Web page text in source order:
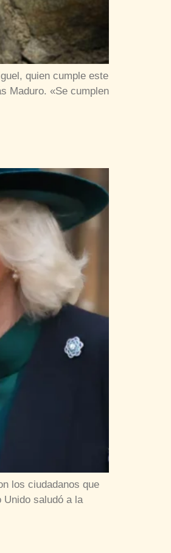
quien cumple este
Maduro. «Se cumplen
los ciudadanos que
saludó a la